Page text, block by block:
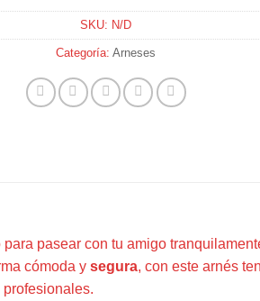
SKU: N/D
Categoría: Arneses
pasear con tu amigo
cómoda y segura, con este arnés